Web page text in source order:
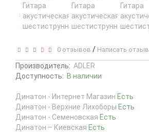
0 отзывов / Написать отзыв
Производитель: ADLER
Доступность: В наличии
Динатон - Интернет Магазин Есть
Динатон - Верхние Лихоборы Есть
Динатон - Семеновская Есть
Динатон – Киевская Есть